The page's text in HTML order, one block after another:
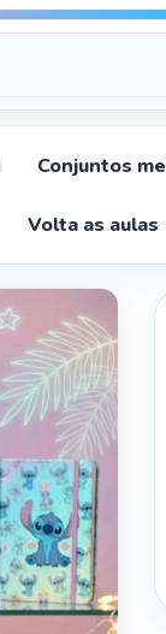
Conjuntos
Volta as aulas